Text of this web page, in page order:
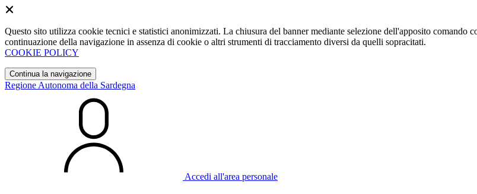
Questo sito utilizza cookie tecnici e statistici anonimizzati. La chiusura del banner mediante selezione dell'apposito
continuazione della navigazione in assenza di cookie o altri strumenti di tracciamento diversi da quelli sopracitati.
COOKIE POLICY
Continua la navigazione
Regione Autonoma della Sardegna
Accedi all'area personale